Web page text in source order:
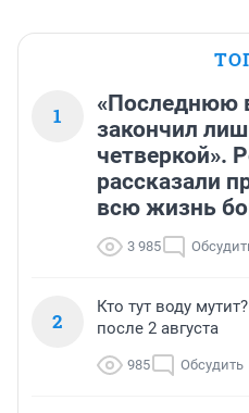
1
«Последнюю
закончил
четверкой».
рассказали
всю жизнь
3 985
2
Кто тут воду
после 2 августа
985 Обсудить